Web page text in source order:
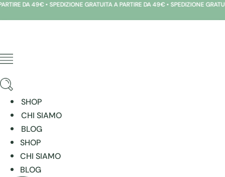
Vai
al
49€ • SPEDIZIONE GRATUITA A PARTIRE DA 49€ • SPEDIZIONE GRATUITA
SHOP
CHI SIAMO
BLOG
SHOP
CHI SIAMO
BLOG